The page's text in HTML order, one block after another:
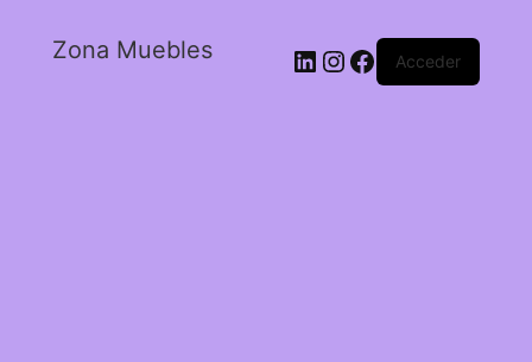
Zona Muebles Acceder